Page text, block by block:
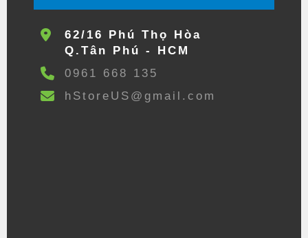
62/16 Phú Thọ Hòa
Q.Tân Phú - HCM
0961 668 135
hStoreUS@gmail.com